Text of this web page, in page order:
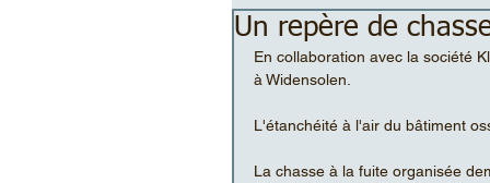
Un repère de
En collaboration avec la société
à Widensolen.
L'étanchéité à l'air du bâtiment
La chasse à la fuite organisée